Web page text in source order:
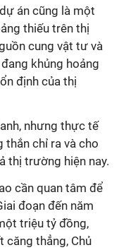
án cũng là một
thiếu trên thị
cung vật tư và
khủng hoảng
định của thị
nhưng thực tế
thắn chỉ ra và cho
thị trường hiện nay.
cần quan tâm để
đoạn đến năm
triệu tỷ đồng,
căng thẳng, Chủ